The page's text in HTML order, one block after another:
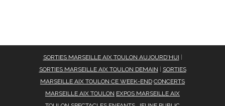
SORTIES MARSEILLE AIX TOULON AUJOURD'HUI |
SORTIES MARSEILLE AIX TOULON DEMAIN | SORTIES
MARSEILLE AIX TOULON CE WEEK-END CONCERTS
MARSEILLE AIX TOULON EXPOS MARSEILLE AIX